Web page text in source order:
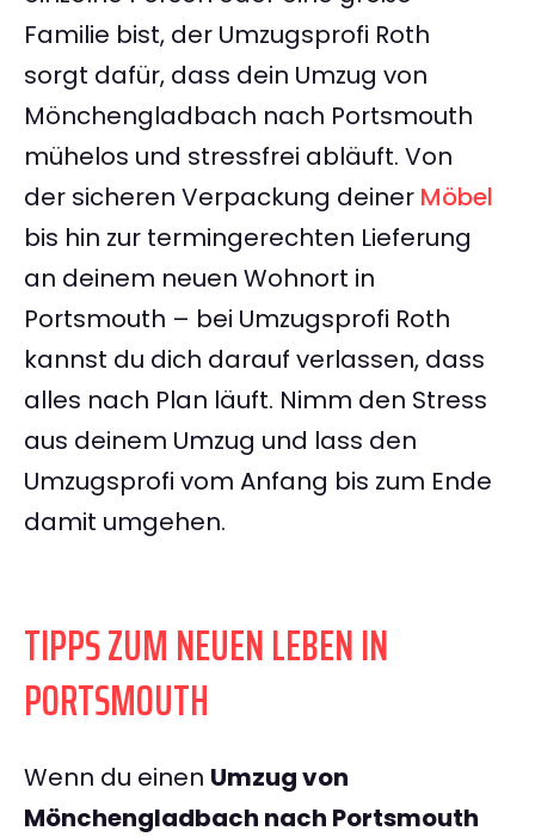
Familie bist, der Umzugsprofi Roth
sorgt dafür, dass dein Umzug von
Mönchengladbach nach Portsmouth
mühelos und stressfrei abläuft. Von
der sicheren Verpackung deiner Möbel
bis hin zur termingerechten Lieferung
an deinem neuen Wohnort in
Portsmouth – bei Umzugsprofi Roth
kannst du dich darauf verlassen, dass
alles nach Plan läuft. Nimm den Stress
aus deinem Umzug und lass den
Umzugsprofi vom Anfang bis zum Ende
damit umgehen.
TIPPS ZUM NEUEN LEBEN IN
PORTSMOUTH
Wenn du einen Umzug von
Mönchengladbach nach Portsmouth